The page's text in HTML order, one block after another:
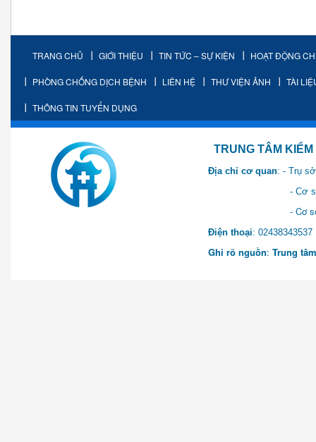
TRANG CHỦ GIỚI THIỆU TIN TỨC – SỰ KIỆN HOẠT ĐỘNG
PHÒNG CHỐNG DỊCH BỆNH LIÊN HỆ THƯ VIỆN ẢNH TÀI
THÔNG TIN TUYỂN DỤNG
TRUNG TÂM KIỂM SOÁT
Địa chỉ cơ quan: - Trụ
- Cơ sở 2: Khu Hành
- Cơ sở 3: Số 1 Ngõ 2
Điện thoại:
Ghi rõ nguồn: Trung